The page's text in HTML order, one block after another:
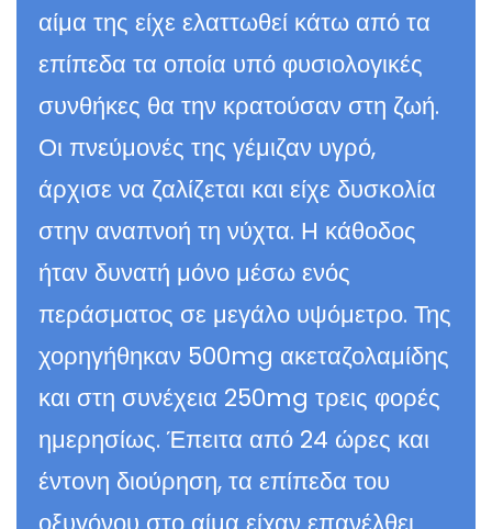
αίμα της είχε ελαττωθεί κάτω από τα
επίπεδα τα οποία υπό φυσιολογικές
συνθήκες θα την κρατούσαν στη ζωή.
Οι πνεύμονές της γέμιζαν υγρό,
άρχισε να ζαλίζεται και είχε δυσκολία
στην αναπνοή τη νύχτα. Η κάθοδος
ήταν δυνατή μόνο μέσω ενός
περάσματος σε μεγάλο υψόμετρο. Της
χορηγήθηκαν 500mg ακεταζολαμίδης
και στη συνέχεια 250mg τρεις φορές
ημερησίως. Έπειτα από 24 ώρες και
έντονη διούρηση, τα επίπεδα του